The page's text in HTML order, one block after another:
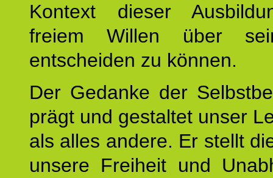
Kontext dieser
freiem Willen über
entscheiden zu können.
Der Gedanke der
prägt und gestaltet unser
als alles andere. Er stellt
unsere Freiheit und